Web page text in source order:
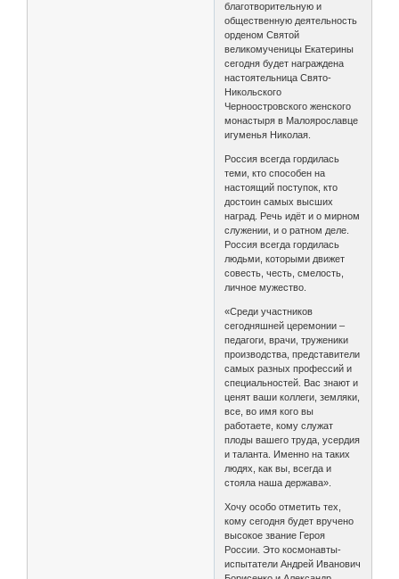
благотворительную и
общественную деятельность
орденом Святой
великомученицы Екатерины
сегодня будет награждена
настоятельница Свято-
Никольского
Черноостровского женского
монастыря в Малоярославце
игуменья Николая.
Россия всегда гордилась
теми, кто способен на
настоящий поступок, кто
достоин самых высших
наград. Речь идёт и о мирном
служении, и о ратном деле.
Россия всегда гордилась
людьми, которыми движет
совесть, честь, смелость,
личное мужество.
«Среди участников
сегодняшней церемонии –
педагоги, врачи, труженики
производства, представители
самых разных профессий и
специальностей. Вас знают и
ценят ваши коллеги, земляки,
все, во имя кого вы
работаете, кому служат
плоды вашего труда, усердия
и таланта. Именно на таких
людях, как вы, всегда и
стояла наша держава».
Хочу особо отметить тех,
кому сегодня будет вручено
высокое звание Героя
России. Это космонавты-
испытатели Андрей Иванович